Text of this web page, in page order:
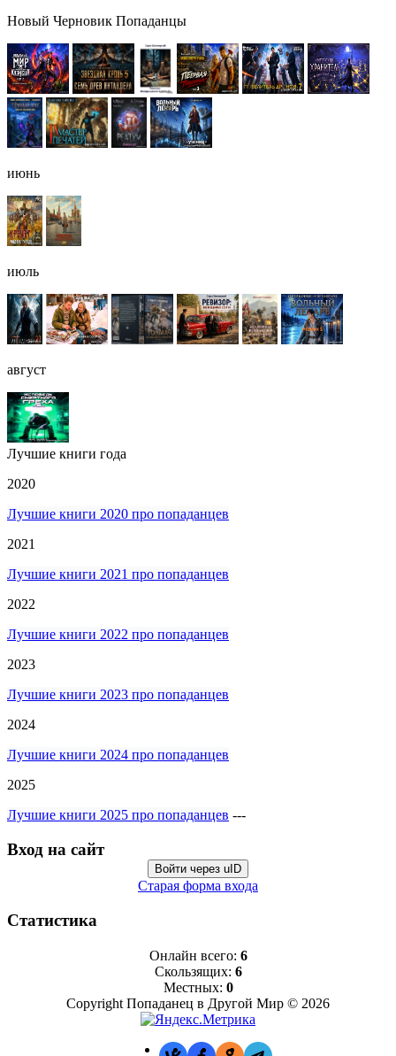
Новый Черновик Попаданцы
июнь
июль
август
Лучшие книги года
2020
Лучшие книги 2020 про попаданцев
2021
Лучшие книги 2021 про попаданцев
2022
Лучшие книги 2022 про попаданцев
2023
Лучшие книги 2023 про попаданцев
2024
Лучшие книги 2024 про попаданцев
2025
Лучшие книги 2025 про попаданцев ---
Вход на сайт
Войти через uID
Старая форма входа
Статистика
Онлайн всего: 6
Скользящих: 6
Местных: 0
Copyright Попаданец в Другой Мир © 2026